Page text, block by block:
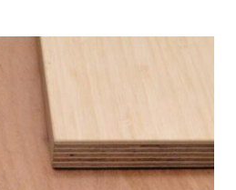
olvidados del sueño son las
humildes soportes